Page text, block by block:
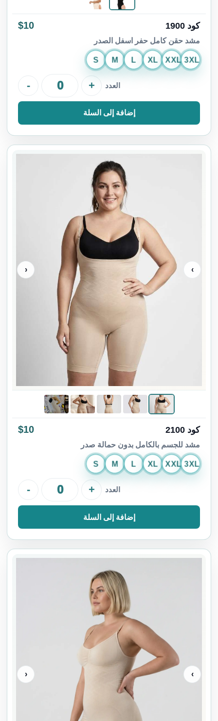
كود 1900 $10
مشد حقن كامل حفر اسفل الصدر
S M L XL XXL 3XL
العدد - +
إضافة إلى السلة
›
‹
كود 2100 $10
مشد للجسم بالكامل بدون حمالة صدر
S M L XL XXL 3XL
العدد - +
إضافة إلى السلة
›
‹